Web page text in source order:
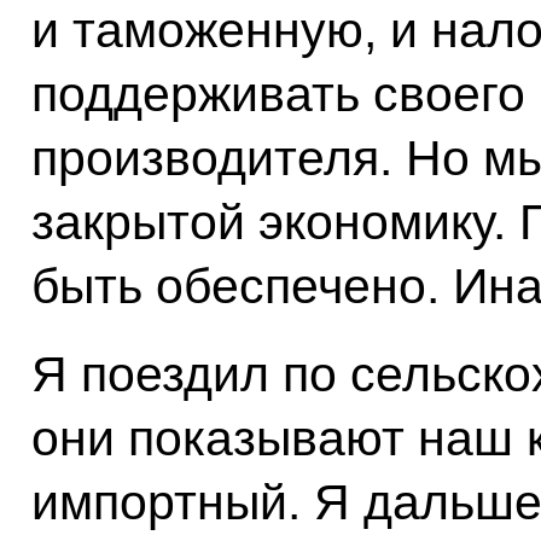
и таможенную, и
поддерживать своего
производителя. Но
закрытой экономику.
быть обеспечено.
Я поездил по
они показывают наш
импортный. Я